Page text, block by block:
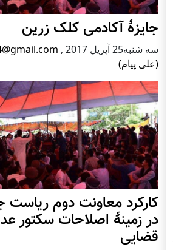
جایزۀ آکادمی کلک زرین
سه شنبه25 آپریل 2017 ,
(علی پیام)
کارکرد معاونت دوم
در زمینۀ اصلاحات سکتور
قضایی